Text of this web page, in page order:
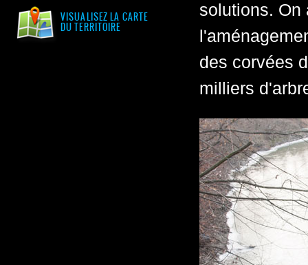
VISUALISEZ LA CARTE
DU TERRITOIRE
solutions. On
des corvées
milliers